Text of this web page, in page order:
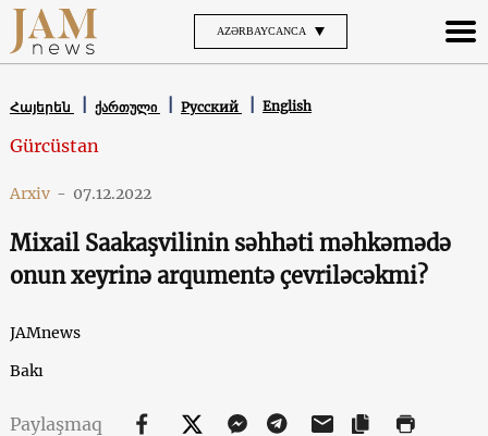
AZƏRBAYCANCA
Հայերեն ქართული Русский English
Gürcüstan
Arxiv - 07.12.2022
Mixail Saakaşvilinin səhhəti məhkəmədə
onun xeyrinə arqumentə çevriləcəkmi?
JAMnews
Bakı
Paylaşmaq